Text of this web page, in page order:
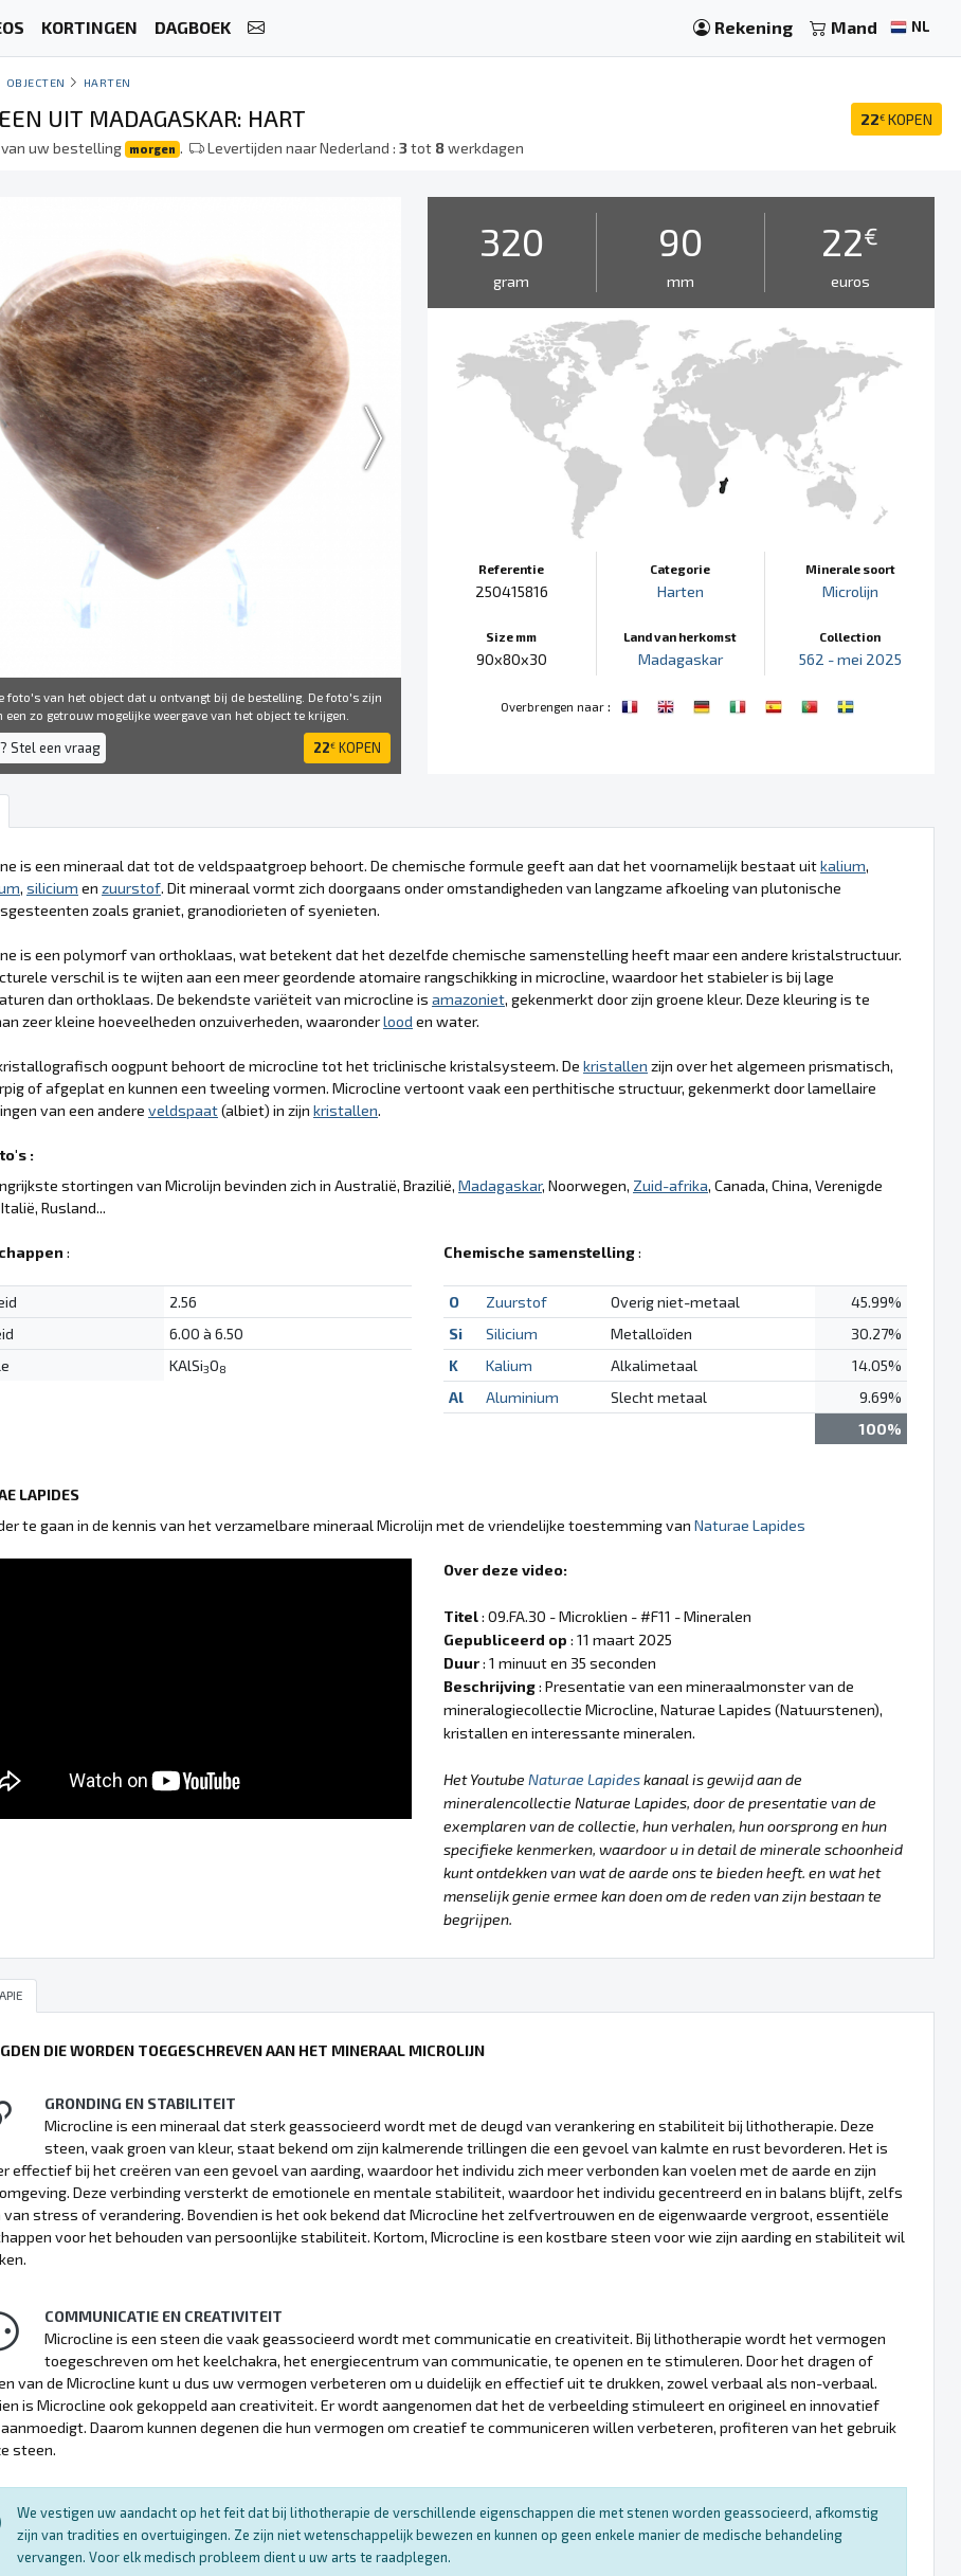
KORTINGEN DAGBOEK Rekening Mand NL
OBJECTEN HARTEN
22€ KOPEN
UIT MADAGASKAR: HART
uw bestelling morgen . Levertijden naar Nederland :3tot 8werkdagen
foto's van het object dat u ontvangt bij de bestelling. De foto's zijn
een ​​zo getrouw mogelijke weergave van het object te krijgen.
Stel een vraag 22€ KOPEN
320
gram
90
mm
22€
euros
Referentie
250415816
Size mm
90x80x30
Categorie
Harten
Land van herkomst
Madagaskar
Minerale soort
Microlijn
Collection
562 - mei 2025
Overbrengen naar :
is een mineraal dat tot de veldspaatgroep behoort. De chemische formule geeft aan dat het voornamelijk bestaat uitkalium,
, silicium en zuurstof. Dit mineraal vormt zich doorgaans onder omstandigheden van langzame afkoeling van plutonische
zoals graniet, granodiorieten of syenieten.
is een polymorf van orthoklaas, wat betekent dat het dezelfde chemische samenstelling heeft maar een andere kristalstructuur.
verschil is te wijten aan een meer geordende atomaire rangschikking in microcline, waardoor het stabieler is bij lage
dan orthoklaas. De bekendste variëteit van microcline is amazoniet, gekenmerkt door zijn groene kleur. Deze kleuring is te
zeer kleine hoeveelheden onzuiverheden, waaronderlood en water.
oogpunt behoort de microcline tot het triclinische kristalsysteem. De kristallen zijn over het algemeen prismatisch,
of afgeplat en kunnen een tweeling vormen. Microcline vertoont vaak een perthitische structuur, gekenmerkt door lamellaire
van een andere veldspaat(albiet) in zijn kristallen.
:
stortingen van Microlijn bevinden zich in Australië, Brazilië, Madagaskar, Noorwegen, Zuid-afrika, Canada, China, Verenigde
Rusland...
:
2.56
6.00 à 6.50
KAlSi3O8
Chemische samenstelling:
O Zuurstof Overig niet-metaal
45.99%
Si
Silicium Metalloïden
30.27%
K
Kalium Alkalimetaal
14.05%
Al
Aluminium Slecht metaal
9.69%
100%
LAPIDES
te gaan in de kennis van het verzamelbare mineraal Microlijn met de vriendelijke toestemming van Naturae Lapides
Over deze video:
Titel: 09.FA.30 - Microklien - #F11 - Mineralen
Gepubliceerd op : 11 maart 2025
Duur: 1 minuut en 35 seconden
Beschrijving: Presentatie van een mineraalmonster van de
mineralogiecollectie Microcline, Naturae Lapides (Natuurstenen),
kristallen en interessante mineralen.
Het Youtube Naturae Lapideskanaal is gewijd aan de
mineralencollectie Naturae Lapides, door de presentatie van de
exemplaren van de collectie, hun verhalen, hun oorsprong en hun
specifieke kenmerken, waardoor u in detail de minerale schoonheid
kunt ontdekken van wat de aarde ons te bieden heeft. en wat het
menselijk genie ermee kan doen om de reden van zijn bestaan te
begrijpen.
DIE WORDEN TOEGESCHREVEN AAN HET MINERAAL MICROLIJN
GRONDING EN STABILITEIT
Microcline is een mineraal dat sterk geassocieerd wordt met de deugd van verankering en stabiliteit bij lithotherapie. Deze
steen, vaak groen van kleur, staat bekend om zijn kalmerende trillingen die een gevoel van kalmte en rust bevorderen. Het is
effectief bij het creëren van een gevoel van aarding, waardoor het individu zich meer verbonden kan voelen met de aarde en zijn
Deze verbinding versterkt de emotionele en mentale stabiliteit, waardoor het individu gecentreerd en in balans blijft, zelfs
van stress of verandering. Bovendien is het ook bekend dat Microcline het zelfvertrouwen en de eigenwaarde vergroot, essentiële
voor het behouden van persoonlijke stabiliteit. Kortom, Microcline is een kostbare steen voor wie zijn aarding en stabiliteit wil
COMMUNICATIE EN CREATIVITEIT
Microcline is een steen die vaak geassocieerd wordt met communicatie en creativiteit. Bij lithotherapie wordt het vermogen
toegeschreven om het keelchakra, het energiecentrum van communicatie, te openen en te stimuleren. Door het dragen of
van de Microcline kunt u dus uw vermogen verbeteren om u duidelijk en effectief uit te drukken, zowel verbaal als non-verbaal.
is Microcline ook gekoppeld aan creativiteit. Er wordt aangenomen dat het de verbeelding stimuleert en origineel en innovatief
Daarom kunnen degenen die hun vermogen om creatief te communiceren willen verbeteren, profiteren van het gebruik
steen.
We vestigen uw aandacht op het feit dat bij lithotherapie de verschillende eigenschappen die met stenen worden geassocieerd, afkomstig
zijn van tradities en overtuigingen. Ze zijn niet wetenschappelijk bewezen en kunnen op geen enkele manier de medische behandeling
vervangen. Voor elk medisch probleem dient u uw arts te raadplegen.